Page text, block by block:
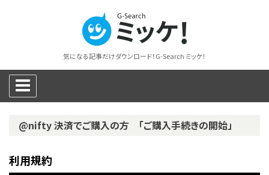
気になる記事だけダウンロード！G-Search ミッケ！
@nifty 決済でご購入の方 「ご購入手続きの開始」
利用規約